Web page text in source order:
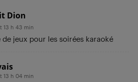
Dion
13 h 43 min
de jeux pour les soirées karaoké
13 h 04 min